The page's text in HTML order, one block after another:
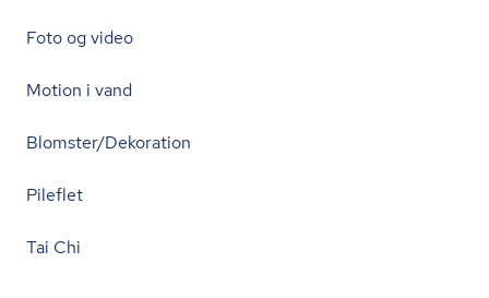
Foto og video
Motion i vand
Blomster/Dekoration
Pileflet
Tai Chi